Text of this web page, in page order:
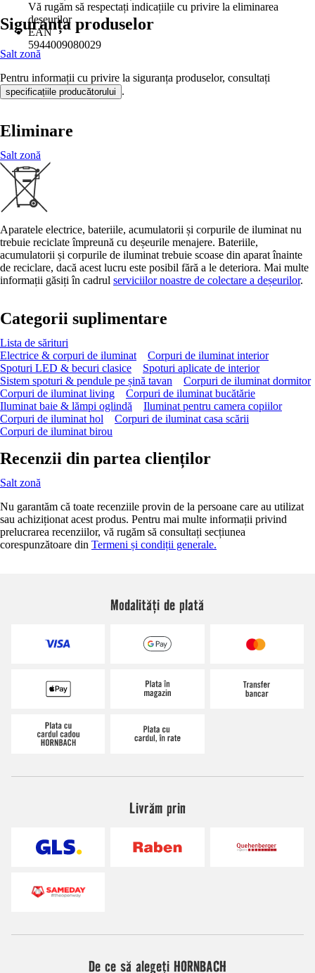
Vă rugăm să respectați indicațiile cu privire la eliminarea
deșeurilor
EAN
5944009080029
Siguranța produselor
Salt zonă
Pentru informații cu privire la siguranța produselor, consultați
specificațiile producătorului .
Eliminare
Salt zonă
Aparatele electrice, bateriile, acumulatorii și corpurile de iluminat nu
trebuie reciclate împreună cu deșeurile menajere. Bateriile,
acumulatorii și corpurile de iluminat trebuie scoase din aparat înainte
de reciclare, dacă acest lucru este posibil fără a le deteriora. Mai multe
informații găsiți în cadrul serviciilor noastre de colectare a deșeurilor.
Categorii suplimentare
Lista de sărituri
Electrice & corpuri de iluminat
Corpuri de iluminat interior
Spoturi LED & becuri clasice
Spoturi aplicate de interior
Sistem spoturi & pendule pe șină tavan
Corpuri de iluminat dormitor
Corpuri de iluminat living
Corpuri de iluminat bucătărie
Iluminat baie & lămpi oglindă
Iluminat pentru camera copiilor
Corpuri de iluminat hol
Corpuri de iluminat casa scării
Corpuri de iluminat birou
Recenzii din partea clienților
Salt zonă
Nu garantăm că toate recenziile provin de la persoane care au utilizat
sau achiziționat acest produs. Pentru mai multe informații privind
prelucrarea recenziilor, vă rugăm să consultați secțiunea
corespunzătoare din Termeni și condiții generale.
Modalități de plată
Livrăm prin
De ce să alegeți HORNBACH